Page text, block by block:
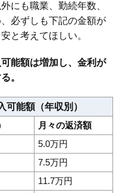
にも職業、勤続年数、
必ずしも下記の金額が
と考えてほしい。
能額は増加し、金利が
。
能額（年収別）
月々の返済額
5.0万円
7.5万円
11.7万円